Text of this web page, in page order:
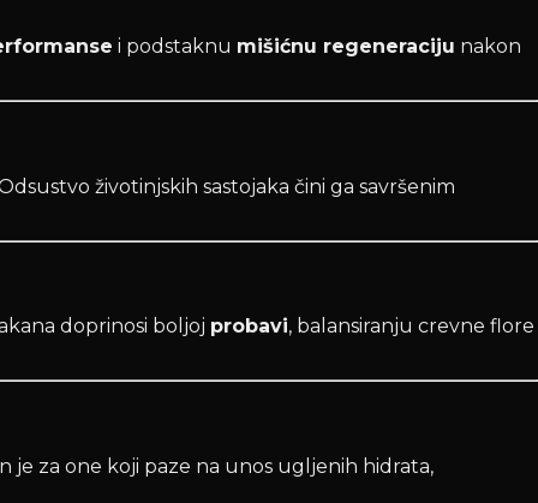
i podstaknu mišićnu regeneraciju nakon
životinjskih sastojaka čini ga savršenim
doprinosi boljoj probavi, balansiranju crevne flore
je za one koji paze na unos ugljenih hidrata,